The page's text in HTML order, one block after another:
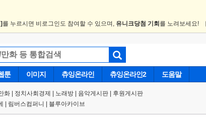
를 누르시면 비로그인도 참여할 수 있으며, 유니크당첨 기회 를 노려보세요!
툰 이미지 츄잉온라인 츄잉온라인2 도움말
화 정치사회경제 노래방 음악게시판 후원게시판
림버스컴퍼니 블루아카이브